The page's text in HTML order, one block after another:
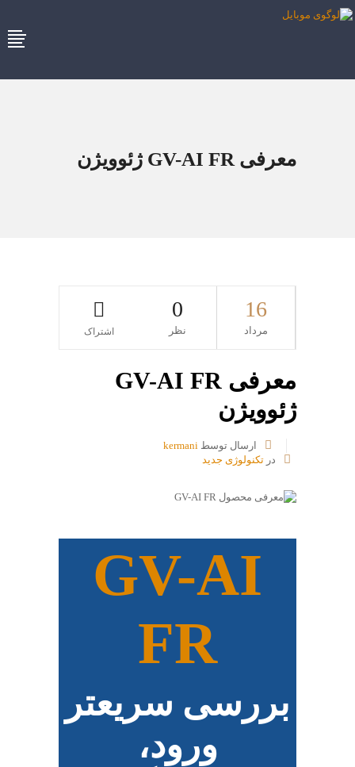
معرفی GV-AI FR ژئوویژن
16
مرداد
0
نظر اشتراک
معرفی GV-AI FR
ژئوویژن
ارسال توسط kermani
در تکنولوژی جدید
GV-AI
FR
بررسی سریعتر
ورود،